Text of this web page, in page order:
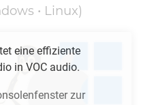
• Linux)
eine effiziente
in VOC audio.
zur